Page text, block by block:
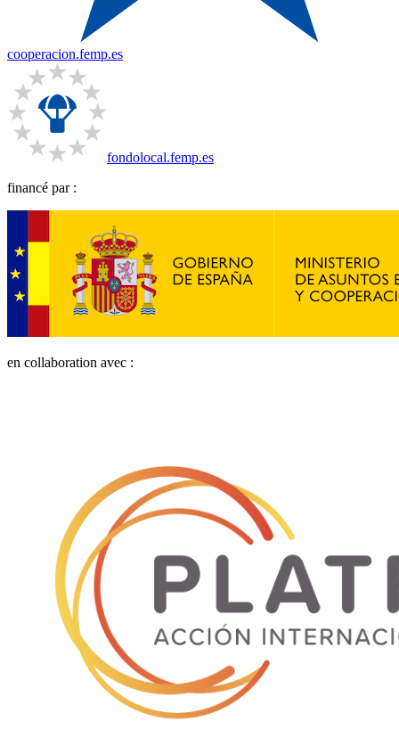
cooperacion.femp.es
fondolocal.femp.es
financé par :
en collaboration avec :